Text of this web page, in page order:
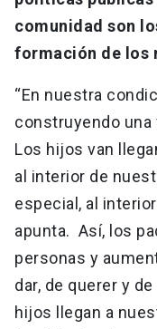
comunidad son
formación de los
“En nuestra
construyendo
Los hijos van
al interior de
especial, al
apunta. Así, los
personas y
dar, de querer y
hijos llegan a